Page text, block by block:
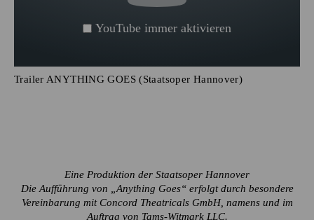
YouTube immer aktivieren
Trailer ANYTHING GOES (Staatsoper Hannover)
Eine Produktion der Staatsoper Hannover
Die Aufführung von „Anything Goes“ erfolgt durch besondere
Vereinbarung mit Concord Theatricals GmbH, namens und im
Auftrag von Tams-Witmark LLC.